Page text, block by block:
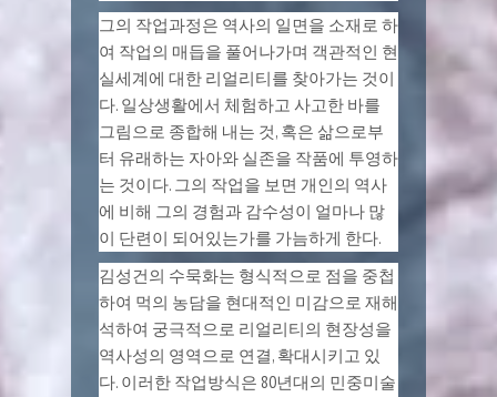
그의 작업과정은 역사의 일면을 소재로 하
여 작업의 매듭을 풀어나가며 객관적인 현
실세계에 대한 리얼리티를 찾아가는 것이
다. 일상생활에서 체험하고 사고한 바를
그림으로 종합해 내는 것, 혹은 삶으로부
터 유래하는 자아와 실존을 작품에 투영하
는 것이다. 그의 작업을 보면 개인의 역사
에 비해 그의 경험과 감수성이 얼마나 많
이 단련이 되어있는가를 가늠하게 한다.
김성건의 수묵화는 형식적으로 점을 중첩
하여 먹의 농담을 현대적인 미감으로 재해
석하여 궁극적으로 리얼리티의 현장성을
역사성의 영역으로 연결, 확대시키고 있
다. 이러한 작업방식은 80년대의 민중미술